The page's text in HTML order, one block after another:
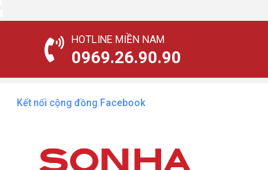
HOTLINE MIỀN NAM
0969.26.90.90
Kết nối cộng đồng Facebook